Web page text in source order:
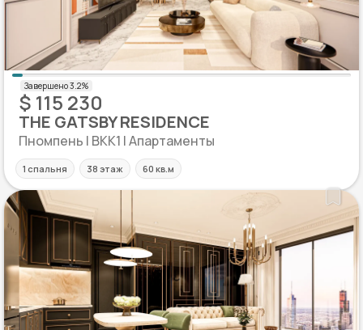
$ 115 230
THE GATSBY RESIDENCE
Пномпень | BKK1 | Апартаменты
1 спальня 38 этаж 60 кв.м